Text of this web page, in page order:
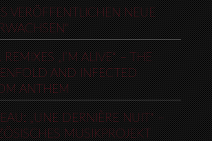
VERÖFFENTLICHEN NEUE
„I’M ALIVE“ – THE
AND INFECTED
ANTHEM
„UNE DERNIÈRE NUIT“ –
MUSIKPROJEKT